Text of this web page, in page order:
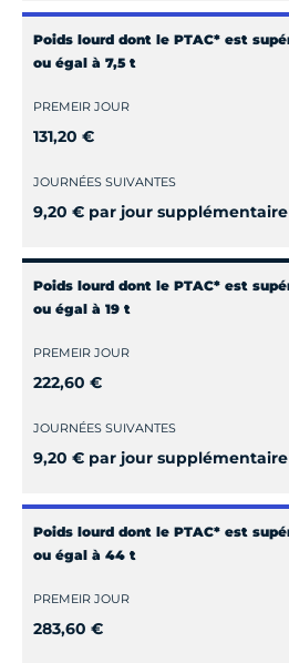
Poids lourd dont le PTAC* est
ou égal à 7,5 t
PREMEIR JOUR
131,20 €
JOURNÉES SUIVANTES
9,20 € par jour supplémentaire
Poids lourd dont le PTAC* est
ou égal à 19 t
PREMEIR JOUR
222,60 €
JOURNÉES SUIVANTES
9,20 € par jour supplémentaire
Poids lourd dont le PTAC* est
ou égal à 44 t
PREMEIR JOUR
283,60 €